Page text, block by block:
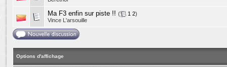
Ma F3 enfin sur piste !! ( 1 2)
Vince L'arsouille
Options d'affichage